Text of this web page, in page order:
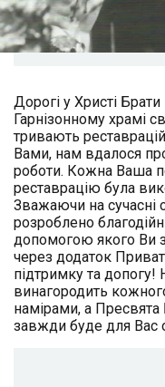
Дорогі у Христі
Гарнізонному храмі
тривають
Вами, нам вдалося
роботи. Кожна Ваша
реставрацію була
Зважаючи на сучасні
розроблено
допомогою якого Ви
через додаток
підтримку та
винагородить
намірами, а
завжди буде для Вас